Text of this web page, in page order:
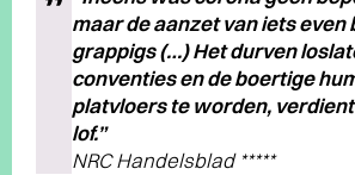
maar de aanzet van iets even
grappigs (…) Het durven
conventies en de boertige
platvloers te worden,
lof.”
NRC Handelsblad *****